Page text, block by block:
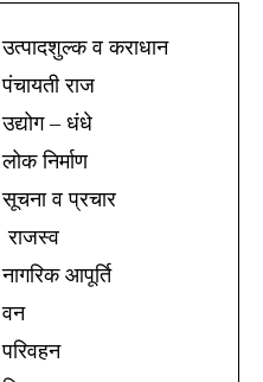
उत्पादशुल्क व कराधान
पंचायती राज
उद्योग – धंधे
लोक निर्माण
सूचना व प्रचार
राजस्व
नागरिक आपूर्ति
वन
परिवहन